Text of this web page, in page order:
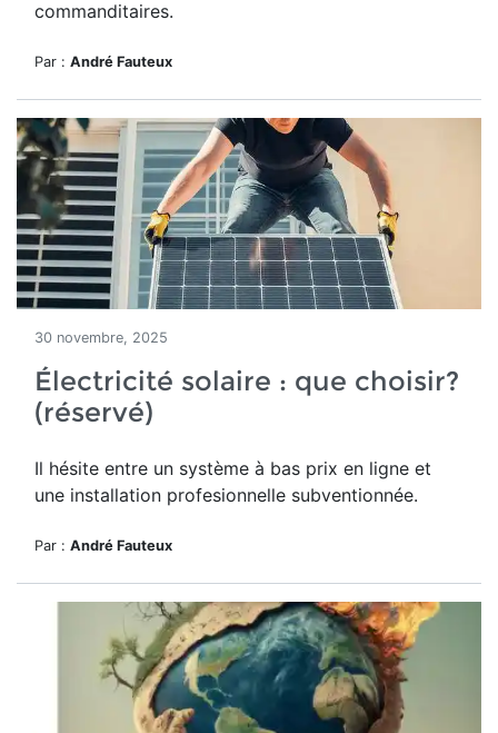
commanditaires.
Par : André Fauteux
30 novembre, 2025
Électricité solaire : que choisir?
(réservé)
Il hésite entre un système à bas prix en ligne et
une installation profesionnelle subventionnée.
Par : André Fauteux